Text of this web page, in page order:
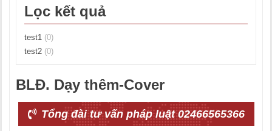
Lọc kết quả
test1 (0)
test2 (0)
BLĐ. Dạy thêm-Cover
Tổng đài tư vấn pháp luật 02466565366